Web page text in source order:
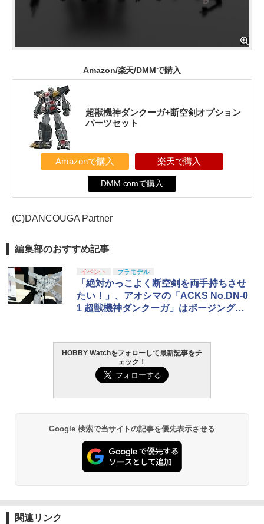
Amazon/楽天/DMMで購入
超獣機神ダンクーガ+断空剣オプション
パーツセット
Amazonで購入 楽天で購入
DMM.comで購入
(C)DANCOUGA Partner
編集部のおすすめ記事
イベント プラモデル
「絶対かっこよく断空剣を両手持ちさせ
たい！」、アオシマの「ACKS No.DN-0
1 超獣機神ダンクーガ」はポージングの
HOBBY Watchをフォローして最新記事をチ
ェック！
Google 検索で当サイトの記事を優先表示させる
関連リンク